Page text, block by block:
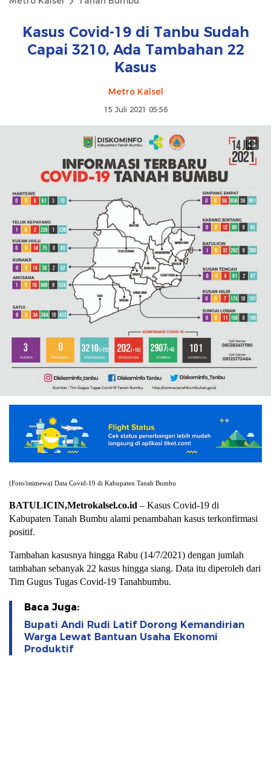
Kasus Covid-19 di Tanbu Sudah
Capai 3210, Ada Tambahan 22
Kasus
Metro Kalsel
15 Juli 2021 05:56
(Foto/istimewa) Data Covid-19 di Kabupaten Tanah Bumbu
BATULICIN,Metrokalsel.co.id – Kasus Covid-19 di
Kabupaten Tanah Bumbu alami penambahan kasus terkonfirmasi
positif.
Tambahan kasusnya hingga Rabu (14/7/2021) dengan jumlah
tambahan sebanyak 22 kasus hingga siang. Data itu diperoleh dari
Tim Gugus Tugas Covid-19 Tanahbumbu.
Baca Juga:
Bupati Andi Rudi Latif Dorong Kemandirian
Warga Lewat Bantuan Usaha Ekonomi
Produktif